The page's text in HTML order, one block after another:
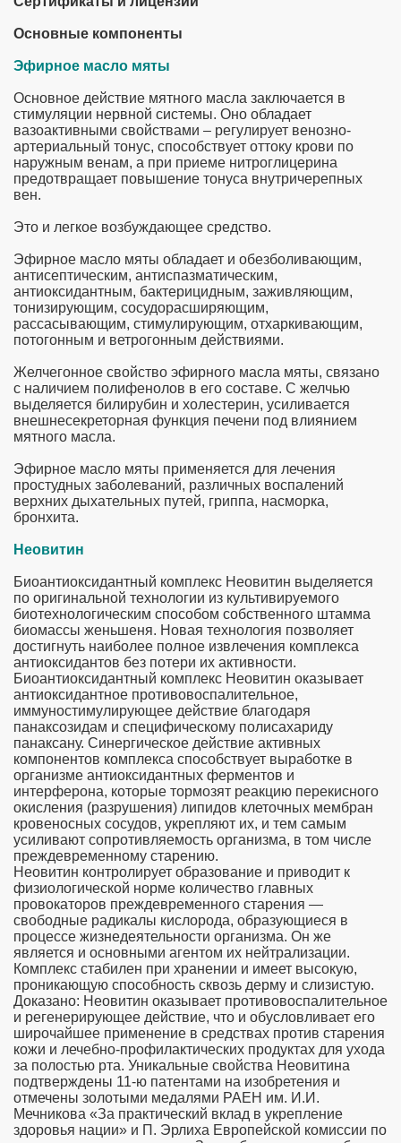
Основные компоненты
Эфирное масло мяты
Основное действие мятного масла заключается в
стимуляции нервной системы. Оно обладает
вазоактивными свойствами – регулирует венозно-
артериальный тонус, способствует оттоку крови по
наружным венам, а при приеме нитроглицерина
предотвращает повышение тонуса внутричерепных
вен.
Это и легкое возбуждающее средство.
Эфирное масло мяты обладает и обезболивающим,
антисептическим, антиспазматическим,
антиоксидантным, бактерицидным, заживляющим,
тонизирующим, сосудорасширяющим,
рассасывающим, стимулирующим, отхаркивающим,
потогонным и ветрогонным действиями.
Желчегонное свойство эфирного масла мяты, связано
с наличием полифенолов в его составе. С желчью
выделяется билирубин и холестерин, усиливается
внешнесекреторная функция печени под влиянием
мятного масла.
Эфирное масло мяты применяется для лечения
простудных заболеваний, различных воспалений
верхних дыхательных путей, гриппа, насморка,
бронхита.
Неовитин
Биоантиоксидантный комплекс Неовитин выделяется
по оригинальной технологии из культивируемого
биотехнологическим способом собственного штамма
биомассы женьшеня. Новая технология позволяет
достигнуть наиболее полное извлечения комплекса
антиоксидантов без потери их активности.
Биоантиоксидантный комплекс Неовитин оказывает
антиоксидантное противовоспалительное,
иммуностимулирующее действие благодаря
панаксозидам и специфическому полисахариду
панаксану. Синергическое действие активных
компонентов комплекса способствует выработке в
организме антиоксидантных ферментов и
интерферона, которые тормозят реакцию перекисного
окисления (разрушения) липидов клеточных мембран
кровеносных сосудов, укрепляют их, и тем самым
усиливают сопротивляемость организма, в том числе
преждевременному старению.
Неовитин контролирует образование и приводит к
физиологической норме количество главных
провокаторов преждевременного старения —
свободные радикалы кислорода, образующиеся в
процессе жизнедеятельности организма. Он же
является и основными агентом их нейтрализации.
Комплекс стабилен при хранении и имеет высокую,
проникающую способность сквозь дерму и слизистую.
Доказано: Неовитин оказывает противовоспалительное
и регенерирующее действие, что и обусловливает его
широчайшее применение в средствах против старения
кожи и лечебно-профилактических продуктах для ухода
за полостью рта. Уникальные свойства Неовитина
подтверждены 11-ю патентами на изобретения и
отмечены золотыми медалями РАЕН им. И.И.
Мечникова «За практический вклад в укрепление
здоровья нации» и П. Эрлиха Европейской комиссии по